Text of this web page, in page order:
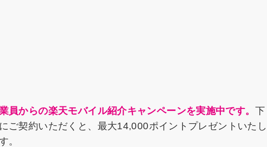
員からの楽天モバイル紹介キャンペーンを実施中です。 下
ご契約いただくと、最大14,000ポイントプレゼントいたし
。